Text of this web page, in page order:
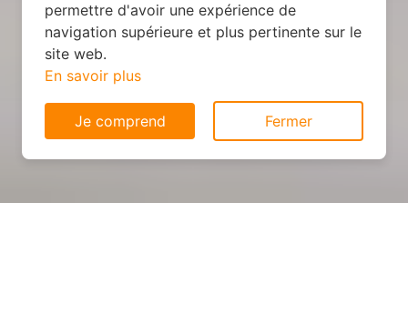
permettre d'avoir une expérience de
navigation supérieure et plus pertinente sur le
site web.
En savoir plus
Je comprend Fermer